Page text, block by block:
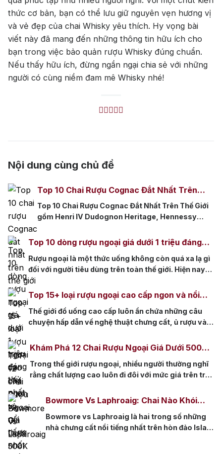
Johnnie Walker Singleton
Absolut Courvoisier
Danzka
Ưu đãi hot
thức cơ bản, bạn có thể lưu giữ nguyên vẹn hương vị
và vẻ đẹp của chai Whisky yêu thích. Hy vọng bài
viết này đã mang đến những thông tin hữu ích cho
bạn trong việc bảo quản rượu Whisky đúng chuẩn.
Nếu thấy hữu ích, đừng ngần ngại chia sẻ với những
người có cùng niềm đam mê Whisky nhé!
Nội dung cùng chủ đề
Top 10 Chai Rượu Cognac Đắt Nhất Trên
Thế Giới
Top 10 Chai Rượu Cognac Đắt Nhất Trên Thế Giới
gồm Henri IV Dudognon Heritage, Hennessy
Pearl, Hardy Perfection 140 Years, Le Voyage de
Delamain, Martell Creation Baccarat, Frapin
Cuvée 1888, Hine Triomphe Crystal Decanter,
Jenssen Arcana và Courvoisier L’Esprit
Top 10 dòng rượu ngoại giá dưới 1 triệu đáng
thử nhất
Rượu ngoại là một thức uống không còn quá xa lạ gì
đối với người tiêu dùng trên toàn thế giới. Hiện nay,
có rất nhiều dòng rượu ngoại giá thành rẻ được phân
phối tại thị trường Việt Nam đáp ứng nhu cầu người
dùng Việt. Cùng Rượu Nhập tìm hiểu về top 10 […]
Top 15+ loại rượu ngoại cao cấp ngon và nổi
tiếng nhất thế giới
Thế giới đồ uống cao cấp luôn ẩn chứa những câu
chuyện hấp dẫn về nghệ thuật chưng cất, ủ rượu và
vang cổ kính đến các nhà máy chưng cất hiện đại,
mỗi chai rượu ngoại cao cấp không chỉ là thức […]
Khám Phá 12 Chai Rượu Ngoại Giá Dưới 500k
Chất Lượng Tuyệt Hảo
Trong thế giới rượu ngoại, nhiều người thường nghĩ
rằng chất lượng cao luôn đi đôi với mức giá trên trời.
đúng. Với sự phát triển của ngành công nghiệp rượu
toàn cầu, ngày càng có nhiều lựa chọn tuyệt vời với
mức giá phải […]
Bowmore Vs Laphroaig: Chai Nào Khói
Mạnh Hơn Và Dễ Uống Hơn?
Bowmore vs Laphroaig là hai trong số những
nhà chưng cất nổi tiếng nhất trên hòn đảo Islay,